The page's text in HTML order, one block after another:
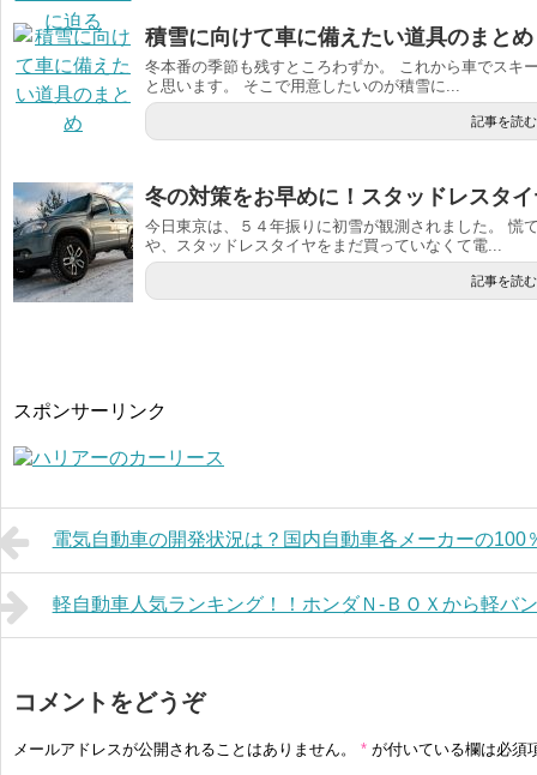
積雪に向けて車に備えたい道具のまとめ
冬本番の季節も残すところわずか。 これから車でスキ
と思います。 そこで用意したいのが積雪に...
記事を読む
冬の対策をお早めに！スタッドレスタ
今日東京は、５４年振りに初雪が観測されました。 慌
や、スタッドレスタイヤをまだ買っていなくて電...
記事を読む
スポンサーリンク
電気自動車の開発状況は？国内自動車各メーカーの100
軽自動車人気ランキング！！ホンダＮ-ＢＯＸから軽バ
コメントをどうぞ
メールアドレスが公開されることはありません。 * が付いている欄は必須